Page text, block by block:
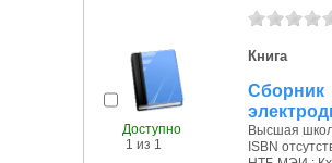
Доступно
1 из 1
Книга
Сборник
Высшая
ISBN